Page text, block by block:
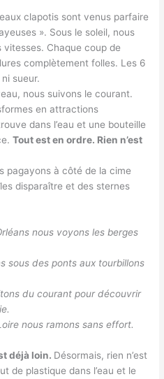
clapotis sont venus parfaire
». Sous le soleil, nous
Chaque coup de
complètement folles. Les 6
sueur.
nous suivons le courant.
en attractions
dans l’eau et une bouteille
Tout est en ordre. Rien n’est
pagayons à côté de la cime
disparaître et des sternes
nous voyons les berges
sous des ponts aux tourbillons
du courant pour découvrir
nous ramons sans effort.
déjà loin. Désormais, rien n’est
de plastique dans l’eau et le